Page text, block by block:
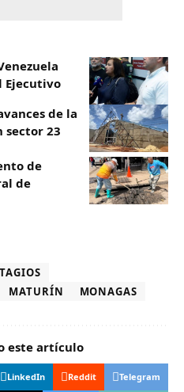
Ejecutivo
de la
sector 23
de
de
MATURÍN MONAGAS
este artículo
LinkedIn Reddit Telegram